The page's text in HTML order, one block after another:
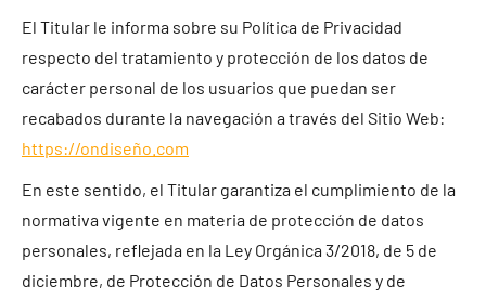
El Titular le informa sobre su Política de Privacidad
respecto del tratamiento y protección de los datos de
carácter personal de los usuarios que puedan ser
recabados durante la navegación a través del Sitio Web:
https://ondiseño.com
En este sentido, el Titular garantiza el cumplimiento de la
normativa vigente en materia de protección de datos
personales, reflejada en la Ley Orgánica 3/2018, de 5 de
diciembre, de Protección de Datos Personales y de